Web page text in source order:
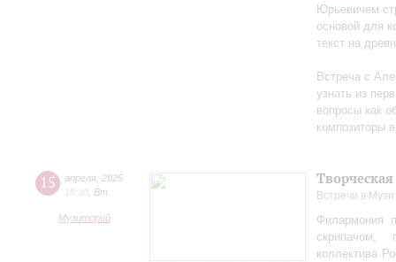
Юрьевичем
основой для
текст на
Встреча с
узнать из
вопросы как
композиторы
15 апреля 2025
18:30 Вт
Музиторий
Встречи в
Филармония
скрипачом,
коллектива